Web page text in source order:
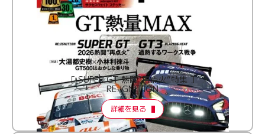
［ SUPER GT 熱闘“再点火”特集 ］
RE:IGNITION
詳細を見る